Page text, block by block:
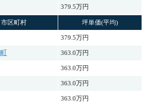
379.5万円
市区町村 坪単価(平均)
379.5万円
363.0万円
363.0万円
363.0万円
363.0万円